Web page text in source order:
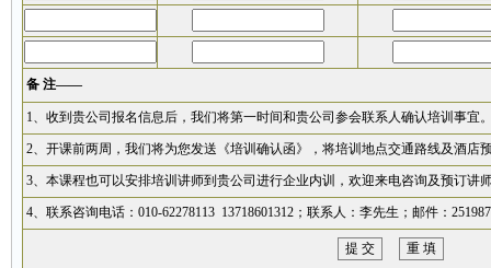
备 注——
1、收到贵公司报名信息后，我们将第一时间和贵公司参会联系人确认培训事宜
2、开课前两周，我们将为您发送《培训确认函》，将培训地点交通路线及酒店
3、本课程也可以安排培训讲师到贵公司进行企业内训，欢迎来电咨询及预订讲
4、联系咨询电话：010-62278113 13718601312；联系人：李先生；邮件：